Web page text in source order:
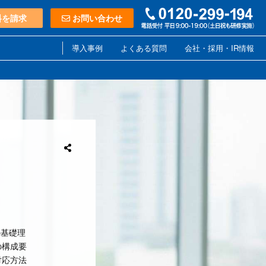
請求 お問い合わせ
導入事例 よくある質問 会社・採用・IR情報
礎理
成要
方法